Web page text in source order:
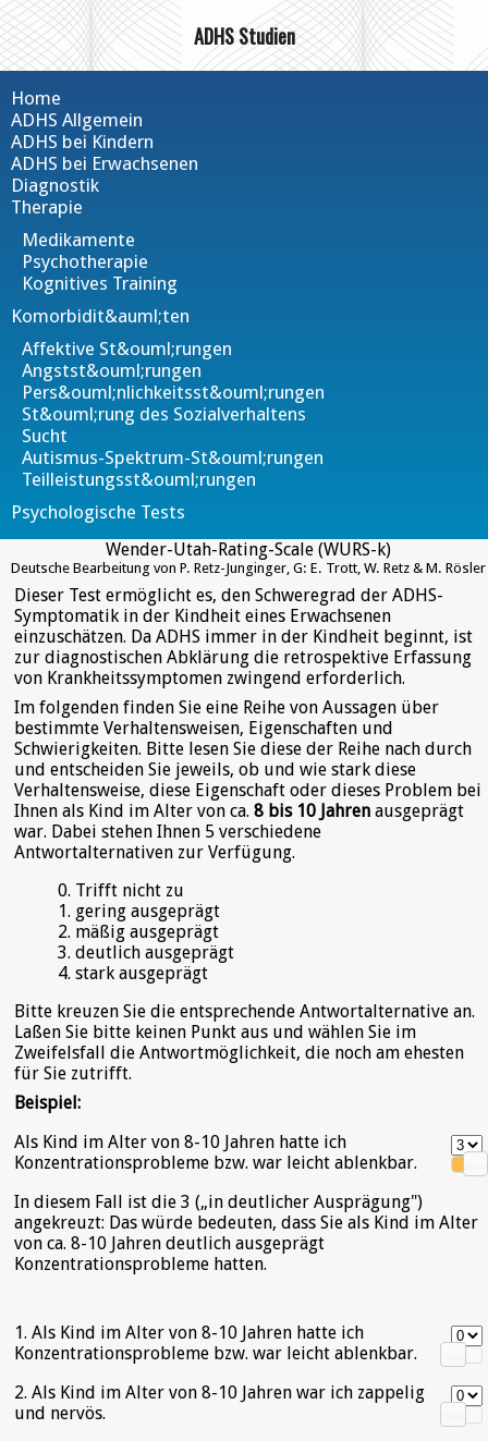
ADHS Studien
Home
ADHS Allgemein
ADHS bei Kindern
ADHS bei Erwachsenen
Diagnostik
Therapie
Medikamente
Psychotherapie
Kognitives Training
Komorbidit&auml;ten
Affektive St&ouml;rungen
Angstst&ouml;rungen
Pers&ouml;nlichkeitsst&ouml;rungen
St&ouml;rung des Sozialverhaltens
Sucht
Autismus-Spektrum-St&ouml;rungen
Teilleistungsst&ouml;rungen
Psychologische Tests
Wender-Utah-Rating-Scale (WURS-k)
Deutsche Bearbeitung von P. Retz-Junginger, G: E. Trott, W. Retz & M. Rösler
Dieser Test ermöglicht es, den Schweregrad der ADHS-
Symptomatik in der Kindheit eines Erwachsenen
einzuschätzen. Da ADHS immer in der Kindheit beginnt, ist
zur diagnostischen Abklärung die retrospektive Erfassung
von Krankheitssymptomen zwingend erforderlich.
Im folgenden finden Sie eine Reihe von Aussagen über
bestimmte Verhaltensweisen, Eigenschaften und
Schwierigkeiten. Bitte lesen Sie diese der Reihe nach durch
und entscheiden Sie jeweils, ob und wie stark diese
Verhaltensweise, diese Eigenschaft oder dieses Problem bei
Ihnen als Kind im Alter von ca. 8 bis 10 Jahren ausgeprägt
war. Dabei stehen Ihnen 5 verschiedene
Antwortalternativen zur Verfügung.
Trifft nicht zu
gering ausgeprägt
mäßig ausgeprägt
deutlich ausgeprägt
stark ausgeprägt
Bitte kreuzen Sie die entsprechende Antwortalternative an.
Laßen Sie bitte keinen Punkt aus und wählen Sie im
Zweifelsfall die Antwortmöglichkeit, die noch am ehesten
für Sie zutrifft.
Beispiel:
Als Kind im Alter von 8-10 Jahren hatte ich
Konzentrationsprobleme bzw. war leicht ablenkbar.
In diesem Fall ist die 3 („in deutlicher Ausprägung")
angekreuzt: Das würde bedeuten, dass Sie als Kind im Alter
von ca. 8-10 Jahren deutlich ausgeprägt
Konzentrationsprobleme hatten.
1. Als Kind im Alter von 8-10 Jahren hatte ich
Konzentrationsprobleme bzw. war leicht ablenkbar.
2. Als Kind im Alter von 8-10 Jahren war ich zappelig
und nervös.